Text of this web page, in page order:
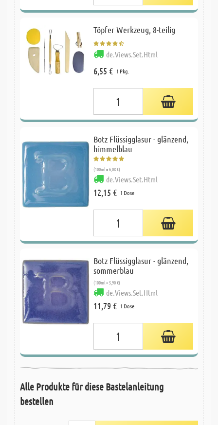
Töpfer Werkzeug, 8-teilig
de.Views.Set.Html
6,55 € 1 Pkg.
Botz Flüssigglasur - glänzend,
himmelblau
(100ml = 6,08 €)
de.Views.Set.Html
12,15 € 1 Dose
Botz Flüssigglasur - glänzend,
sommerblau
(100ml = 5,90 €)
de.Views.Set.Html
11,79 € 1 Dose
Alle Produkte für diese Bastelanleitung
bestellen